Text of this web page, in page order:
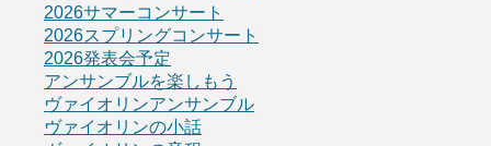
2026サマーコンサート
2026スプリングコンサート
2026発表会予定
アンサンブルを楽しもう
ヴァイオリンアンサンブル
ヴァイオリンの小話